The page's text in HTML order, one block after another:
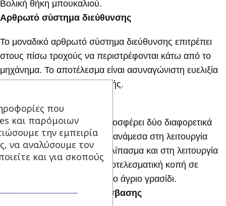
Βολική θήκη μπουκαλιού.
Αρθρωτό σύστημα διεύθυνσης
Το μοναδικό αρθρωτό σύστημα διεύθυνσης επιτρέπει
στους πίσω τροχούς να περιστρέφονται κάτω από το
μηχάνημα. Το αποτέλεσμα είναι ασυναγώνιστη ευελιξία
με πολύ μικρή ακτίνα στροφής.
Το πλαίσιο κοπής Combi προσφέρει δύο διαφορετικά
συστήματα κοπής. Επιλέξτε ανάμεσα στη λειτουργία
BioClip® για κοπή σε χορτολίπασμα και στη λειτουργία
οπίσθιας εκτόξευσης για αποτελεσματική κοπή σε
περιοχές με ψηλότερο και πιο άγριο γρασίδι.
Χειριστήρια εύκολης πρόσβασης
που
και παρόμοιων
την εμπειρία
να αναλύσουμε τον
και για σκοπούς